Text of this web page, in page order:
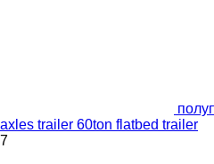
axles trailer 60ton flatbed trailer
7